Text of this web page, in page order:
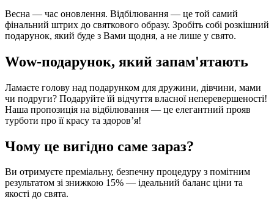
Весна — час оновлення. Відбілювання — це той самий
фінальний штрих до святкового образу. Зробіть собі розкішний
подарунок, який буде з Вами щодня, а не лише у свято.
Wow-подарунок, який запам'ятають
Ламаєте голову над подарунком для дружини, дівчини, мами
чи подруги? Подаруйте їй відчуття власної неперевершеності!
Наша пропозиція на відбілювання — це елегантний прояв
турботи про її красу та здоров’я!
Чому це вигідно саме зараз?
Ви отримуєте преміальну, безпечну процедуру з помітним
результатом зі знижкою 15% — ідеальний баланс ціни та
якості до свята.